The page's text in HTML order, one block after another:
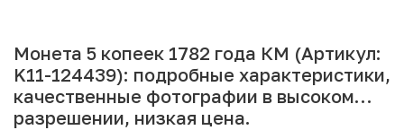
Монета 5 копеек 1782 года КМ (Артикул:
K11-124439): подробные характеристики,
качественные фотографии в высоком
разрешении, низкая цена.